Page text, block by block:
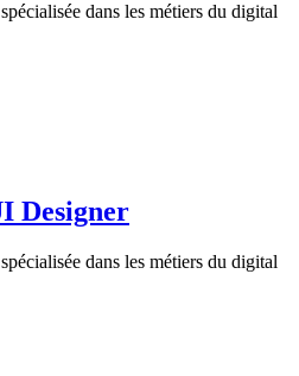
dans les métiers du digital
Designer
dans les métiers du digital